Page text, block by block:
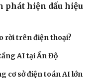
phát hiện dấu hiệu
rời trên điện thoại?
AI tại Ấn Độ
cơ sở điện toán AI lớn